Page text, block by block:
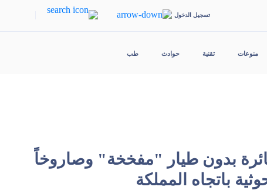
تسجيل الدخول
منوعات تقنية حوادث طب
بدون طيار "مفخخة" وصاروخاً
باتجاه المملكة